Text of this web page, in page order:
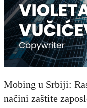
Mobing u Srbiji:
načini zaštite